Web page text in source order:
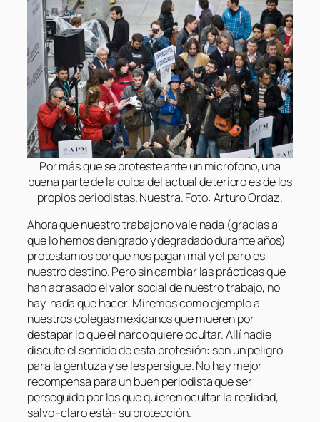
Por más que se proteste ante un micrófono, una
buena parte de la culpa del actual deterioro es de los
propios periodistas. Nuestra. Foto: Arturo Ordaz.
Ahora que nuestro trabajo no vale nada (gracias a
que lo hemos denigrado y degradado durante años)
protestamos porque nos pagan mal y el paro es
nuestro destino. Pero sin cambiar las prácticas que
han abrasado el valor social de nuestro trabajo, no
hay nada que hacer. Miremos como ejemplo a
nuestros colegas mexicanos que mueren por
destapar lo que el narco quiere ocultar. Allí nadie
discute el sentido de esta profesión: son un peligro
para la gentuza y se les persigue. No hay mejor
recompensa para un buen periodista que ser
perseguido por los que quieren ocultar la realidad,
salvo -claro está- su protección.